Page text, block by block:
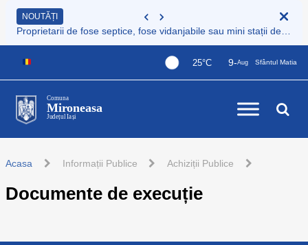
NOUTĂȚI
25°C 9-Aug Sfântul Matia
Comuna
Mironeasa
Județul Iași
Acasa Informații Publice Achiziții Publice
Documente de execuție